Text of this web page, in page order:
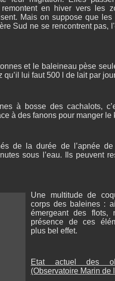
en hiver vers les
Mais on suppose que
Sud ne se rencontrent pas,
et le baleineau pèse
qu’il lui faut 500 l de lait par
à bosse des cachalots,
à des fanons pour manger le
de la durée de l’apnée
sous l’eau. Ils peuvent
Une multitude de
corps des baleines :
émergeant des
présence de ces
plus bel effet.
Etat actuel des
(Observatoire Marin de